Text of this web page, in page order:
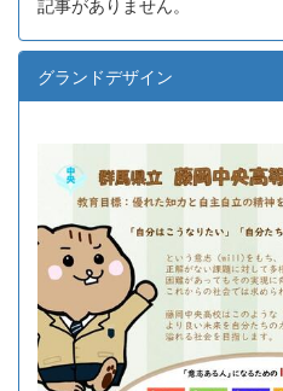
記事がありません。
グランドデザイン